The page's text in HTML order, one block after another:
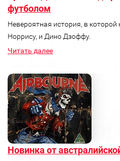
футболом
Невероятная история, в
Норрису, и Дино Дзоффу.
Читать далее
Новинка от